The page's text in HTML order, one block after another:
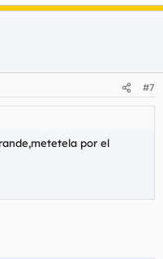
#7
por el